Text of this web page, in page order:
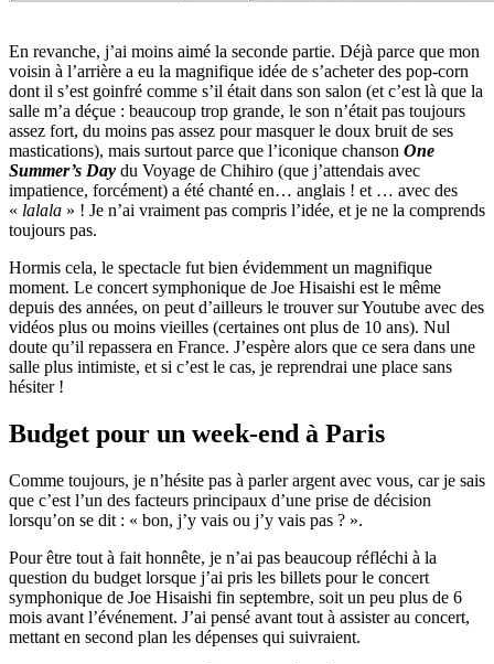
En revanche, j’ai moins aimé la seconde partie. Déjà parce que mon
voisin à l’arrière a eu la magnifique idée de s’acheter des pop-corn
dont il s’est goinfré comme s’il était dans son salon (et c’est là que la
salle m’a déçue : beaucoup trop grande, le son n’était pas toujours
assez fort, du moins pas assez pour masquer le doux bruit de ses
mastications), mais surtout parce que l’iconique chanson One
Summer’s Day du Voyage de Chihiro (que j’attendais avec
impatience, forcément) a été chanté en… anglais ! et … avec des
« lalala » ! Je n’ai vraiment pas compris l’idée, et je ne la comprends
toujours pas.
Hormis cela, le spectacle fut bien évidemment un magnifique
moment. Le concert symphonique de Joe Hisaishi est le même
depuis des années, on peut d’ailleurs le trouver sur Youtube avec des
vidéos plus ou moins vieilles (certaines ont plus de 10 ans). Nul
doute qu’il repassera en France. J’espère alors que ce sera dans une
salle plus intimiste, et si c’est le cas, je reprendrai une place sans
hésiter !
Budget pour un week-end à Paris
Comme toujours, je n’hésite pas à parler argent avec vous, car je sais
que c’est l’un des facteurs principaux d’une prise de décision
lorsqu’on se dit : « bon, j’y vais ou j’y vais pas ? ».
Pour être tout à fait honnête, je n’ai pas beaucoup réfléchi à la
question du budget lorsque j’ai pris les billets pour le concert
symphonique de Joe Hisaishi fin septembre, soit un peu plus de 6
mois avant l’événement. J’ai pensé avant tout à assister au concert,
mettant en second plan les dépenses qui suivraient.